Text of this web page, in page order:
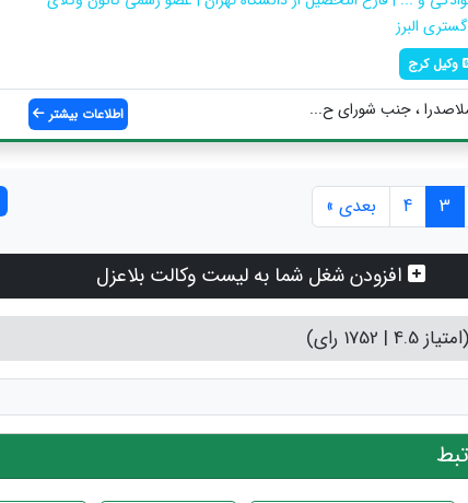
البرز
وکیل کرج
ملاصدرا ، جنب شورای ح... اطلاعات بیشتر
3
4 بعدی »
افزودن شغل شما به لیست وکالت بلاعزل
(امتیاز 4.5 | 1752 رای)